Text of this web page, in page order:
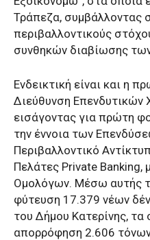
Τράπεζα, συμβάλλοντας
περιβαλλοντικούς
συνθηκών διαβίωσης
Ενδεικτική είναι και η
Διεύθυνση Επενδυτικών
εισάγοντας για πρώτη
την έννοια των
Περιβαλλοντικό
Πελάτες Private
Ομολόγων. Μέσω αυτής
φύτευση 17.379 νέων
του Δήμου Κατερίνης, τα
απορρόφηση 2.606